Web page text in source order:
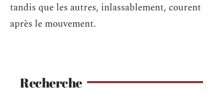
tandis que les autres, inlassablement, courent
après le mouvement.
Recherche